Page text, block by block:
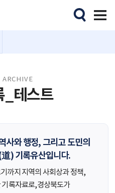
_테스트
사와 행정, 그리고 도민의
) 기록유산입니다.
까지 지역의 사회상과 정책,
록자료로,경상북도가